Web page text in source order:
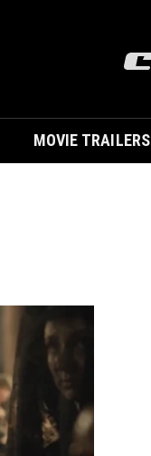
MOVIE TRAILERS